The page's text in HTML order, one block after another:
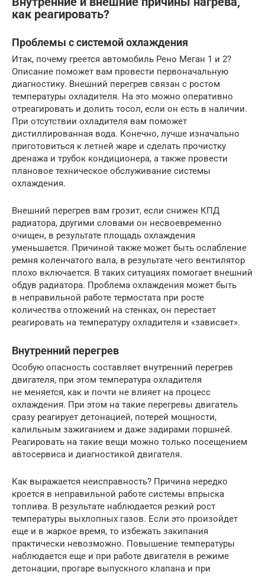
как реагировать?
Проблемы с системой охлаждения
Итак, почему греется автомобиль Рено Меган 1 и 2?
Описание поможет вам провести первоначальную
диагностику. Внешний перегрев связан с ростом
температуры охладителя. На это можно оперативно
отреагировать и долить тосол, если он есть в наличии.
При отсутствии охладителя вам поможет
дистиллированная вода. Конечно, лучше изначально
приготовиться к летней жаре и сделать прочистку
дренажа и трубок кондиционера, а также провести
плановое техническое обслуживание системы
охлаждения.
Внешний перегрев вам грозит, если снижен КПД
радиатора, другими словами он несвоевременно
очищен, в результате площадь охлаждения
уменьшается. Причиной также может быть ослабление
ремня коленчатого вала, в результате чего вентилятор
плохо включается. В таких ситуациях помогает внешний
обдув радиатора. Проблема охлаждения может быть
в неправильной работе термостата при росте
количества отложений на стенках, он перестает
реагировать на температуру охладителя и «зависает».
Внутренний перегрев
Особую опасность составляет внутренний перегрев
двигателя, при этом температура охладителя
не меняется, как и почти не влияет на процесс
охлаждения. При этом на такие перегревы двигатель
сразу реагирует детонацией, потерей мощности,
калильным зажиганием и даже задирами поршней.
Реагировать на такие вещи можно только посещением
автосервиса и диагностикой двигателя.
Как выражается неисправность? Причина нередко
кроется в неправильной работе системы впрыска
топлива. В результате наблюдается резкий рост
температуры выхлопных газов. Если это произойдет
еще и в жаркое время, то избежать закипания
практически невозможно. Повышение температуры
наблюдается еще и при работе двигателя в режиме
детонации, прогаре выпускного клапана и при